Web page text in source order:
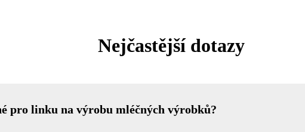
Nejčastější dotazy
pro linku na výrobu mléčných výrobků?